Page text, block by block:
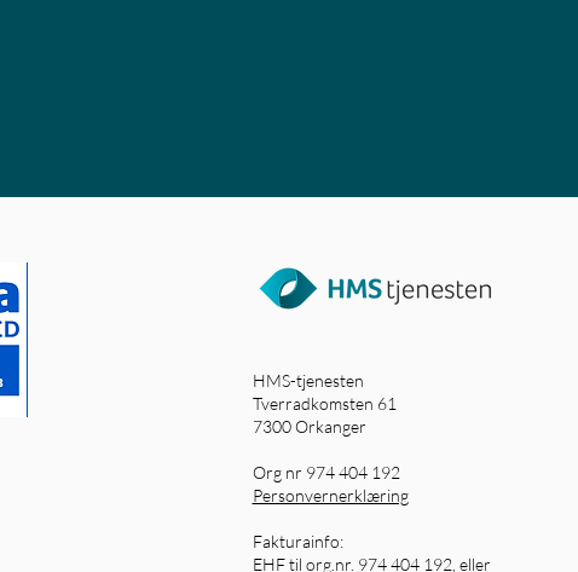
HMS-tjenesten
Tverradkomsten 61
7300 Orkanger
Org nr 974 404 192
Personvernerklæring
Fakturainfo:
EHF til org.nr. 974 404 192, eller